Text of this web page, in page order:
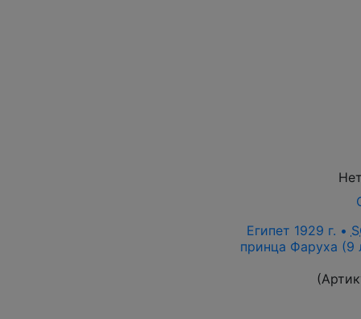
Египет 1929 г. •
принца Фаруха (9